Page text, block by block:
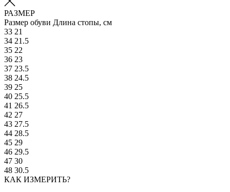
РАЗМЕР
Размер обуви Длина стопы, см
33 21
34 21.5
35 22
36 23
37 23.5
38 24.5
39 25
40 25.5
41 26.5
42 27
43 27.5
44 28.5
45 29
46 29.5
47 30
48 30.5
КАК ИЗМЕРИТЬ?